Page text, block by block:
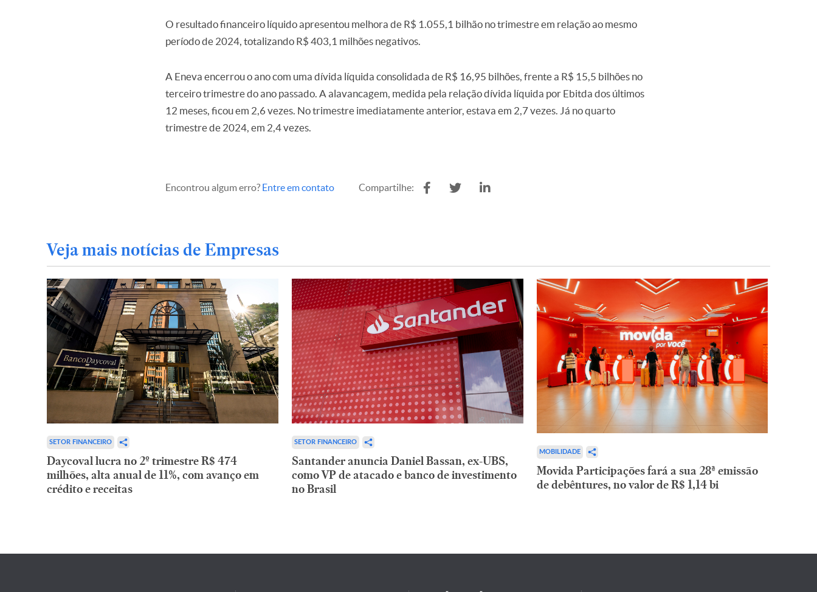
O resultado financeiro líquido apresentou melhora de R$ 1.055,1 bilhão no trimestre em relação ao mesmo
período de 2024, totalizando R$ 403,1 milhões negativos.
A Eneva encerrou o ano com uma dívida líquida consolidada de R$ 16,95 bilhões, frente a R$ 15,5 bilhões no
terceiro trimestre do ano passado. A alavancagem, medida pela relação dívida líquida por Ebitda dos últimos
12 meses, ficou em 2,6 vezes. No trimestre imediatamente anterior, estava em 2,7 vezes. Já no quarto
trimestre de 2024, em 2,4 vezes.
Encontrou algum erro? Entre em contato Compartilhe:
Veja mais notícias de Empresas
SETOR FINANCEIRO
Daycoval lucra no 2º trimestre R$ 474
milhões, alta anual de 11%, com avanço em
crédito e receitas
SETOR FINANCEIRO
Santander anuncia Daniel Bassan, ex-UBS,
como VP de atacado e banco de investimento
no Brasil
MOBILIDADE
Movida Participações fará a sua 28ª emissão
de debêntures, no valor de R$ 1,14 bi